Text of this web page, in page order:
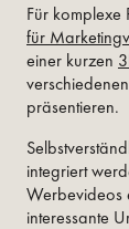
Für komplexe
für
einer kurzen
präsentieren.
integriert
Werbevideos
interessante